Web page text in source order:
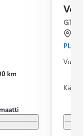
km
GTE